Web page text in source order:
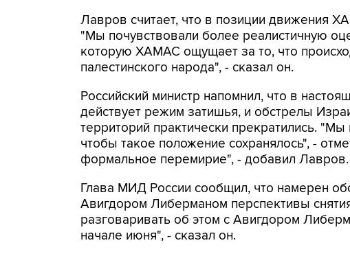
Лавров считает, что в позиции движения
"Мы почувствовали более реалистичную
которую ХАМАС ощущает за то, что
палестинского народа", - сказал он.
Российский министр напомнил, что в
действует режим затишья, и обстрелы
территорий практически прекратились.
чтобы такое положение сохранялось", -
формальное перемирие", - добавил Лавров.
Глава МИД России сообщил, что намерен
Авигдором Либерманом перспективы
разговаривать об этом с Авигдором
начале июня", - сказал он.